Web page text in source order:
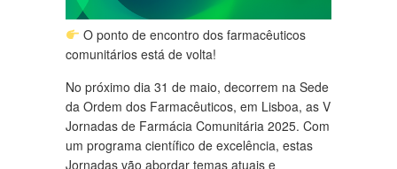
O ponto de encontro dos farmacêuticos
comunitários está de volta!
No próximo dia 31 de maio, decorrem na Sede
da Ordem dos Farmacêuticos, em Lisboa, as V
Jornadas de Farmácia Comunitária 2025. Com
um programa científico de excelência, estas
Jornadas vão abordar temas atuais e